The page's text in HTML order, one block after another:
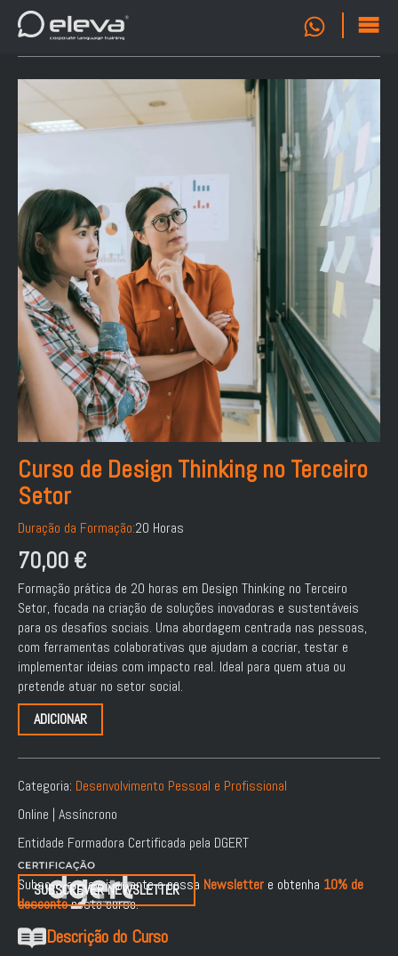
Curso de Design Thinking no Terceiro
Setor
Duração da Formação:20 Horas
70,00 €
Formação prática de 20 horas em Design Thinking no Terceiro
Setor, focada na criação de soluções inovadoras e sustentáveis
para os desafios sociais. Uma abordagem centrada nas pessoas,
com ferramentas colaborativas que ajudam a cocriar, testar e
implementar ideias com impacto real. Ideal para quem atua ou
pretende atuar no setor social.
ADICIONAR
Categoria: Desenvolvimento Pessoal e Profissional
Online | Assíncrono
Entidade Formadora Certificada pela DGERT
Subscreva gratuitamente a nossa Newsletter e obtenha 10% de
descontoneste curso.
SUBSCREVER NEWSLETTER
Descrição do Curso